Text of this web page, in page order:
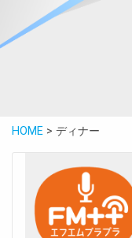
HOME > ディナー